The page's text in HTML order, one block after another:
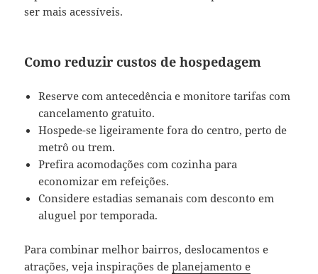
ser mais acessíveis.
Como reduzir custos de hospedagem
Reserve com antecedência e monitore tarifas com
cancelamento gratuito.
Hospede-se ligeiramente fora do centro, perto de
metrô ou trem.
Prefira acomodações com cozinha para
economizar em refeições.
Considere estadias semanais com desconto em
aluguel por temporada.
Para combinar melhor bairros, deslocamentos e
atrações, veja inspirações deplanejamento e